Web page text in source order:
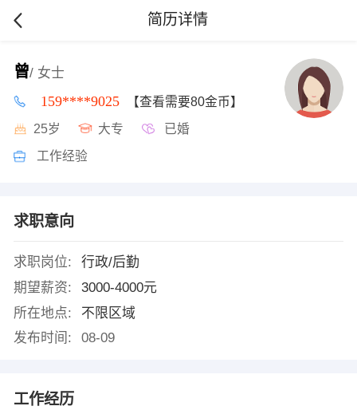
简历详情
曾/ 女士
159****9025 【查看需要80金币】
25岁 大专 已婚
工作经验
求职意向
求职岗位:
行政/后勤
期望薪资:
3000-4000元
所在地点:
不限区域
发布时间:
08-09
工作经历